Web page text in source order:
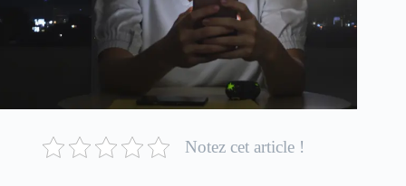
Notez cet article !